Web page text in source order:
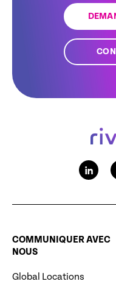
COMMUNIQUER AVEC
NOUS
Global Locations